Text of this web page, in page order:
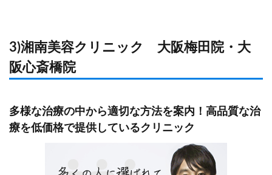
3)湘南美容クリニック 大阪梅田院・大
阪心斎橋院
多様な治療の中から適切な方法を案内！高品質な治
療を低価格で提供しているクリニック